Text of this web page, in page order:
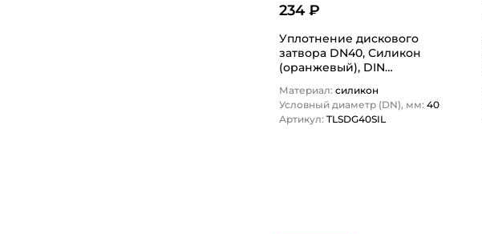
234 ₽
Уплотнение дискового
затвора DN40, Силикон
(оранжевый), DIN
Материал: силикон
Условный диаметр (DN), мм: 40
Артикул: TLSDG40SIL